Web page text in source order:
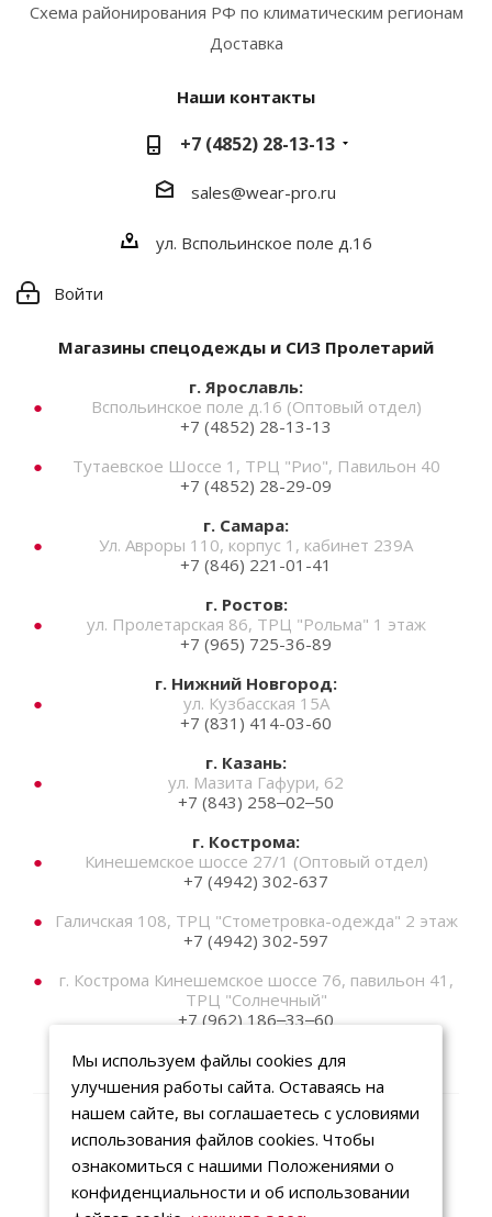
Мы используем файлы cookies для
улучшения работы сайта. Оставаясь на
нашем сайте, вы соглашаетесь с условиями
использования файлов cookies. Чтобы
ознакомиться с нашими Положениями о
конфиденциальности и об использовании
Схема районирования РФ по климатическим регионам
Доставка
Наши контакты
+7 (4852) 28-13-13
sales@wear-pro.ru
ул. Вспольинское поле д.16
Войти
Магазины спецодежды и СИЗ Пролетарий
г. Ярославль:
Вспольинское поле д.16 (Оптовый отдел)
+7 (4852) 28-13-13
Тутаевское Шоссе 1, ТРЦ "Рио", Павильон 40
+7 (4852) 28-29-09
г. Самара:
Ул. Авроры 110, корпус 1, кабинет 239А
+7 (846) 221-01-41
г. Ростов:
ул. Пролетарская 86, ТРЦ "Рольма" 1 этаж
+7 (965) 725-36-89
г. Нижний Новгород:
ул. Кузбасская 15А
+7 (831) 414-03-60
г. Казань:
ул. Мазита Гафури, 62
+7 (843) 258‒02‒50
г. Кострома:
Кинешемское шоссе 27/1 (Оптовый отдел)
+7 (4942) 302-637
Галичская 108, ТРЦ "Стометровка-одежда" 2 этаж
+7 (4942) 302-597
г. Кострома Кинешемское шоссе 76, павильон 41,
ТРЦ "Солнечный"
+7 (962) 186‒33‒60
2014-2026 © Спецодежда Пролетарий
Информация на сайте носит исключительно
информационный характер и не является публичной